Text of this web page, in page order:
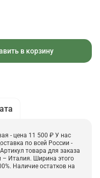
в корзину
- цена 11 500 ₽ У нас
по всей России -
товара для заказа
– Италия. Ширина этого
Наличие остатков на